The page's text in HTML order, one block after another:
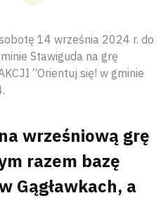
14 września 2024 r. do
Stawiguda na grę
“Orientuj się! w gminie
wrześniową grę
razem bazę
Gągławkach, a